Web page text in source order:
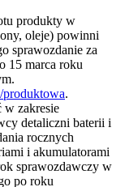
produkty w
oleje) powinni
sprawozdanie za
15 marca roku
.
w zakresie
detaliczni baterii i
rocznych
i akumulatorami
sprawozdawczy w
po roku